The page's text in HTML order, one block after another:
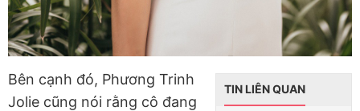
TIN LIÊN QUAN
Bên cạnh đó, Phương Trinh
Jolie cũng nói rằng cô đang